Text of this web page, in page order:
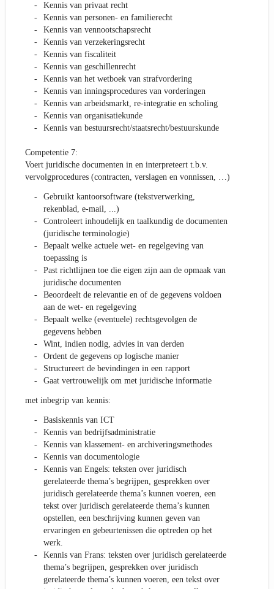
Kennis van privaat recht
Kennis van personen- en familierecht
Kennis van vennootschapsrecht
Kennis van verzekeringsrecht
Kennis van fiscaliteit
Kennis van geschillenrecht
Kennis van het wetboek van strafvordering
Kennis van inningsprocedures van vorderingen
Kennis van arbeidsmarkt, re-integratie en scholing
Kennis van organisatiekunde
Kennis van bestuursrecht/staatsrecht/bestuurskunde
Competentie 7:
Voert juridische documenten in en interpreteert t.b.v.
vervolgprocedures (contracten, verslagen en vonnissen, …)
Gebruikt kantoorsoftware (tekstverwerking,
rekenblad, e-mail, ...)
Controleert inhoudelijk en taalkundig de documenten
(juridische terminologie)
Bepaalt welke actuele wet- en regelgeving van
toepassing is
Past richtlijnen toe die eigen zijn aan de opmaak van
juridische documenten
Beoordeelt de relevantie en of de gegevens voldoen
aan de wet- en regelgeving
Bepaalt welke (eventuele) rechtsgevolgen de
gegevens hebben
Wint, indien nodig, advies in van derden
Ordent de gegevens op logische manier
Structureert de bevindingen in een rapport
Gaat vertrouwelijk om met juridische informatie
met inbegrip van kennis:
Basiskennis van ICT
Kennis van bedrijfsadministratie
Kennis van klassement- en archiveringsmethodes
Kennis van documentologie
Kennis van Engels: teksten over juridisch
gerelateerde thema’s begrijpen, gesprekken over
juridisch gerelateerde thema’s kunnen voeren, een
tekst over juridisch gerelateerde thema’s kunnen
opstellen, een beschrijving kunnen geven van
ervaringen en gebeurtenissen die optreden op het
werk.
Kennis van Frans: teksten over juridisch gerelateerde
thema’s begrijpen, gesprekken over juridisch
gerelateerde thema’s kunnen voeren, een tekst over